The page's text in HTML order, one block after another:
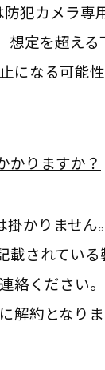
犯カメラ専
想定を超え
になる可能
かりますか？
掛かりません
載されてい
絡ください
解約となり